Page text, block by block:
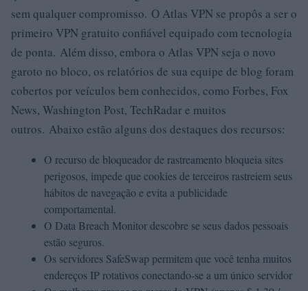
sem qualquer compromisso. O Atlas VPN se propôs a ser o
primeiro VPN gratuito confiável equipado com tecnologia
de ponta. Além disso, embora o Atlas VPN seja o novo
garoto no bloco, os relatórios de sua equipe de blog foram
cobertos por veículos bem conhecidos, como Forbes, Fox
News, Washington Post, TechRadar e muitos
outros. Abaixo estão alguns dos destaques dos recursos:
O recurso de bloqueador de rastreamento bloqueia sites
perigosos, impede que cookies de terceiros rastreiem seus
hábitos de navegação e evita a publicidade
comportamental.
O Data Breach Monitor descobre se seus dados pessoais
estão seguros.
Os servidores SafeSwap permitem que você tenha muitos
endereços IP rotativos conectando-se a um único servidor